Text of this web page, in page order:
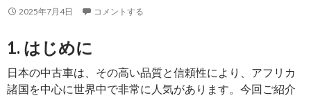
し
た！
2025年7月4日 コメントする
1. はじめに
日本の中古車は、その高い品質と信頼性により、アフリカ
諸国を中心に世界中で非常に人気があります。今回ご紹介